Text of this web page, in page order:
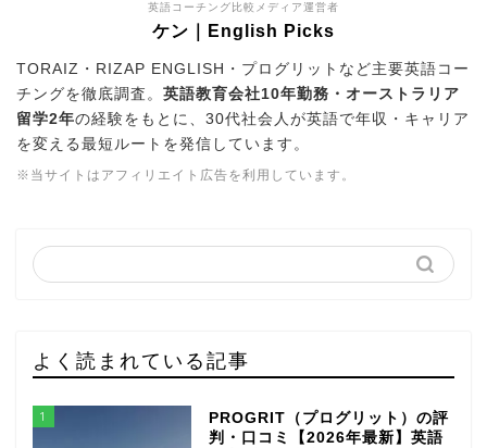
英語コーチング比較メディア運営者
ケン｜English Picks
TORAIZ・RIZAP ENGLISH・プログリットなど主要英語コー
チングを徹底調査。 英語教育会社10年勤務・オーストラリア
留学2年の経験をもとに、30代社会人が英語で年収・キャリア
を変える最短ルートを発信しています。
※当サイトはアフィリエイト広告を利用しています。
よく読まれている記事
1
PROGRIT（プログリット）の評
判・口コミ【2026年最新】英語